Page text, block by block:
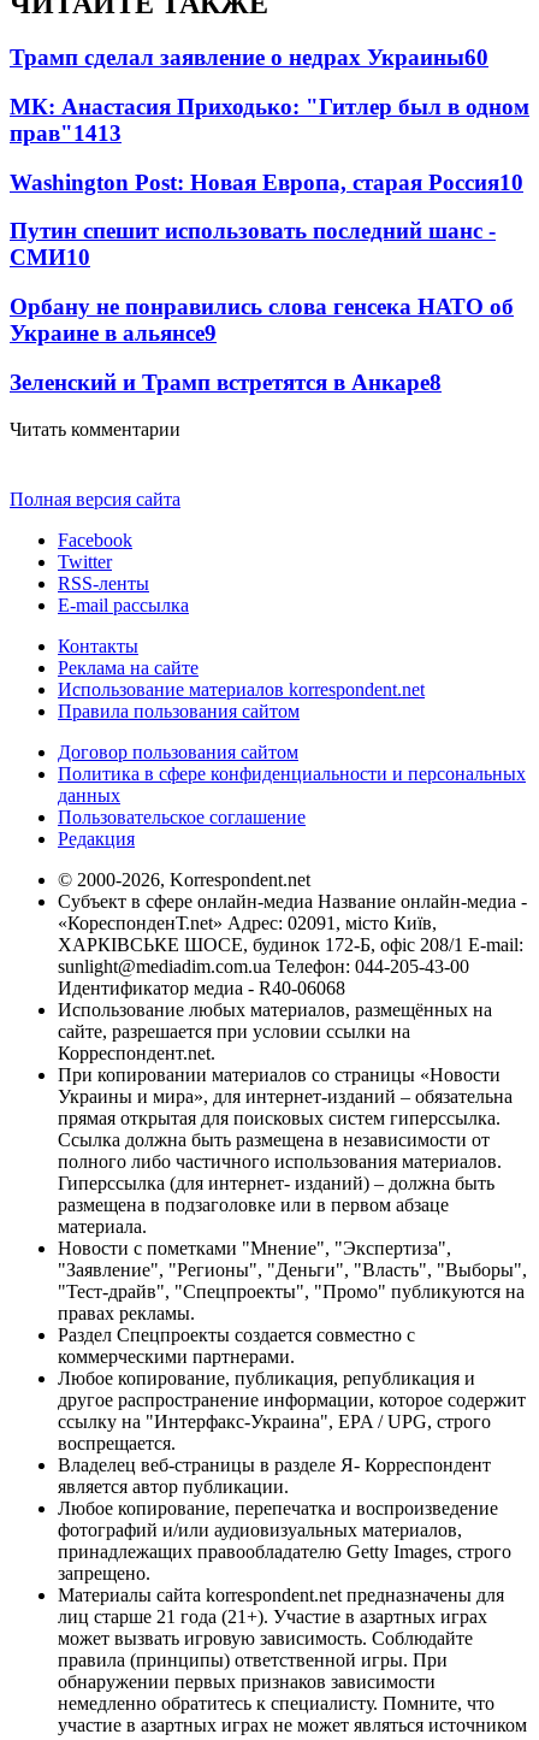
Трамп сделал заявление о недрах Украины60
МК: Анастасия Приходько: "Гитлер был в одном
прав"1413
Washington Post: Новая Европа, старая Россия10
Путин спешит использовать последний шанс -
СМИ10
Орбану не понравились слова генсека НАТО об
Украине в альянсе9
Зеленский и Трамп встретятся в Анкаре8
Читать комментарии
Полная версия сайта
Facebook
Twitter
RSS-ленты
E-mail рассылка
Контакты
Реклама на сайте
Использование материалов korrespondent.net
Правила пользования сайтом
Договор пользования сайтом
Политика в сфере конфиденциальности и персональных
данных
Пользовательское соглашение
Редакция
© 2000-2026, Korrespondent.net
Субъект в сфере онлайн-медиа Название онлайн-медиа -
«КореспонденТ.net» Адрес: 02091, місто Київ,
ХАРКІВСЬКЕ ШОСЕ, будинок 172-Б, офіс 208/1 E-mail:
sunlight@mediadim.com.ua Телефон: 044-205-43-00
Идентификатор медиа - R40-06068
Использование любых материалов, размещённых на
сайте, разрешается при условии ссылки на
Корреспондент.net.
При копировании материалов со страницы «Новости
Украины и мира», для интернет-изданий – обязательна
прямая открытая для поисковых систем гиперссылка.
Ссылка должна быть размещена в независимости от
полного либо частичного использования материалов.
Гиперссылка (для интернет- изданий) – должна быть
размещена в подзаголовке или в первом абзаце
материала.
Новости с пометками "Мнение", "Экспертиза",
"Заявление", "Регионы", "Деньги", "Власть", "Выборы",
"Тест-драйв", "Спецпроекты", "Промо" публикуются на
правах рекламы.
Раздел Спецпроекты создается совместно с
коммерческими партнерами.
Любое копирование, публикация, републикация и
другое распространение информации, которое содержит
ссылку на "Интерфакс-Украина", EPA / UPG, строго
воспрещается.
Владелец веб-страницы в разделе Я- Корреспондент
является автор публикации.
Любое копирование, перепечатка и воспроизведение
фотографий и/или аудиовизуальных материалов,
принадлежащих правообладателю Getty Images, строго
запрещено.
Материалы сайта korrespondent.net предназначены для
лиц старше 21 года (21+). Участие в азартных играх
может вызвать игровую зависимость. Соблюдайте
правила (принципы) ответственной игры. При
обнаружении первых признаков зависимости
немедленно обратитесь к специалисту. Помните, что
участие в азартных играх не может являться источником